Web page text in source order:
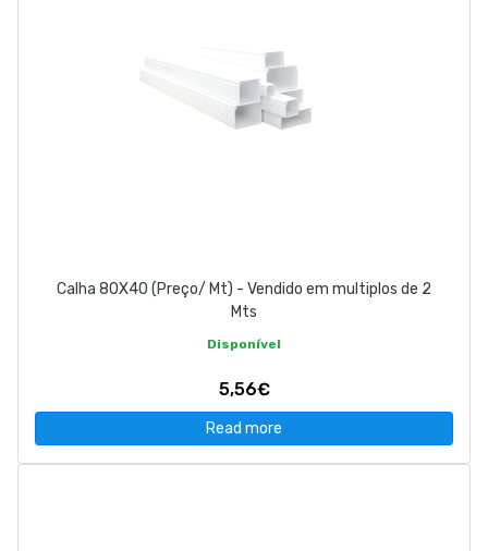
Calha 80X40 (Preço/ Mt) - Vendido em multiplos de 2
Mts
Disponível
5,56€
Read more